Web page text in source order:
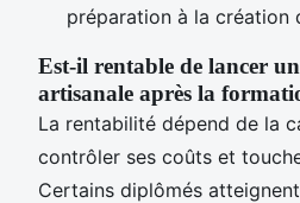
préparation à la création
Est-il rentable de lancer
artisanale après la
La rentabilité dépend de la
contrôler ses coûts et
Certains diplômés